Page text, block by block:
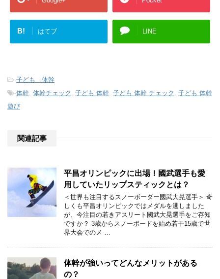
B! はてブ LINE
-子ども 体幹
-体幹 体幹チェック 子ども 体幹 子ども 体幹 チェック
子ども 体幹
遊び
関連記事
平昌オリンピックに出場！國武選手も愛
用していたリップスティックとは？
＜世界も注目するスノーボーダー國武大晃選手＞ 奇
しくも平昌オリンピックではメダルを逃しました
が、今注目の若きアスリート國武大晃選手をご存知
ですか？ 3歳からスノーボードを始め若干15歳で世
界大会でのメ …
体幹が強いってどんなメリットがある
の？